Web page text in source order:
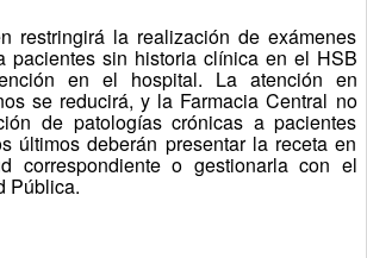
restringirá la realización de exámenes
pacientes sin historia clínica en el HSB
en el hospital. La atención en
se reducirá, y la Farmacia Central no
de patologías crónicas a pacientes
últimos deberán presentar la receta en
correspondiente o gestionarla con el
Pública.